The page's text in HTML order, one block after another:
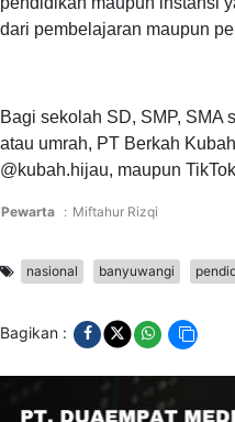
Ia menambahkan, PT
Bagi sekolah SD, SMP, SMA
atau umrah, PT Berkah
Pewarta : Miftahur Rizqi
nasional banyuwangi